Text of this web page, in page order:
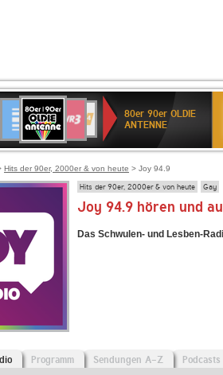
Deutschlandfunk
80er
90er
OLDIE
ANTENNE
SWR3
SWR
Kultur
80er 90er OLDIE
ANTENNE
Hits der 90er, 2000er & von heute > Joy 94.9
Hits der 90er, 2000er & von heute Gay
Joy 94.9 hören und
Das Schwulen- und Lesben-
Programm Sendungen A-Z Podcasts